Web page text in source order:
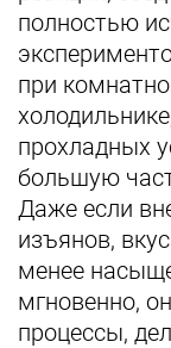
полностью
при
прохладных
большую
Даже если
изъянов,
менее
мгновенно,
процессы,